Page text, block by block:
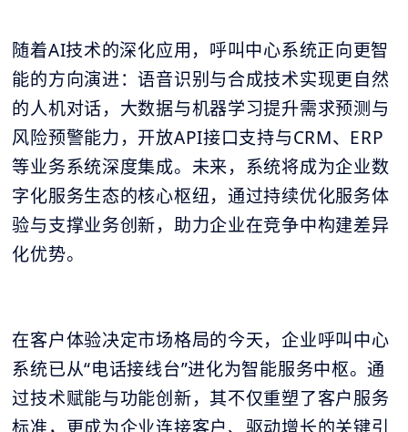
随着AI技术的深化应用，呼叫中心系统正向更智
能的方向演进：语音识别与合成技术实现更自然
的人机对话，大数据与机器学习提升需求预测与
风险预警能力，开放API接口支持与CRM、ERP
等业务系统深度集成。未来，系统将成为企业数
字化服务生态的核心枢纽，通过持续优化服务体
验与支撑业务创新，助力企业在竞争中构建差异
化优势。
在客户体验决定市场格局的今天，企业呼叫中心
系统已从“电话接线台”进化为智能服务中枢。通
过技术赋能与功能创新，其不仅重塑了客户服务